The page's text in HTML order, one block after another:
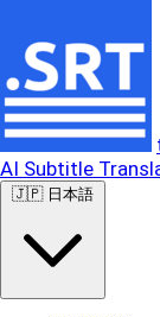
AI Subtitle
🇯🇵 日本語